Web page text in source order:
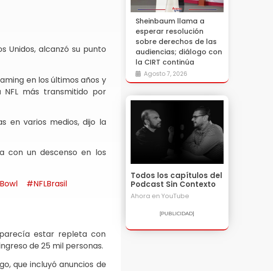
Unidos, alcanzó su punto
en los últimos años y
más transmitido por
en varios medios, dijo la
con un descenso en los
#NFLBrasil
parecía estar repleta con
de 25 mil personas.
que incluyó anuncios de
Sheinbaum llama a
esperar resolución
sobre derechos de las
audiencias; diálogo con
la CIRT continúa
Agosto 7, 2026
Todos los capítulos del
Podcast Sin Contexto
Ahora en YouTube
[PUBLICIDAD]